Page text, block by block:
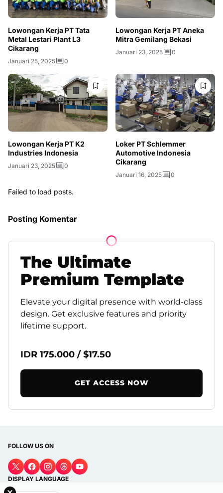
Lowongan Kerja PT Tata
Metal Lestari Plant L3
Cikarang
Januari 25, 2025 0
Lowongan Kerja PT Aneka
Mitra Gemilang Bekasi
Januari 23, 2025 0
Lowongan Kerja PT K2
Industries Indonesia
Januari 23, 2025 0
Loker PT Schlemmer
Automotive Indonesia
Cikarang
Januari 16, 2025 0
Failed to load posts.
Posting Komentar
The Ultimate
Premium Template
Elevate your digital presence with world-class
design. Get exclusive features and priority
lifetime support.
IDR 175.000 / $17.50
GET ACCESS NOW
FOLLOW US ON
DISPLAY LANGUAGE